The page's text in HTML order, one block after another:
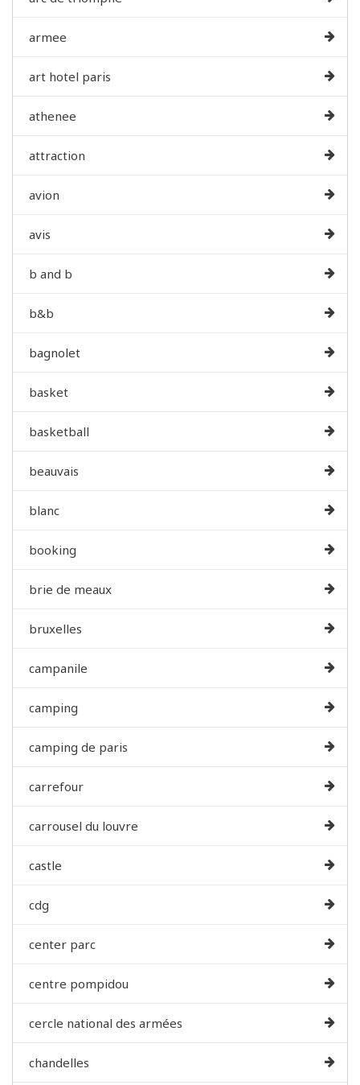
armee
art hotel paris
athenee
attraction
avion
avis
b and b
b&b
bagnolet
basket
basketball
beauvais
blanc
booking
brie de meaux
bruxelles
campanile
camping
camping de paris
carrefour
carrousel du louvre
castle
cdg
center parc
centre pompidou
cercle national des armées
chandelles